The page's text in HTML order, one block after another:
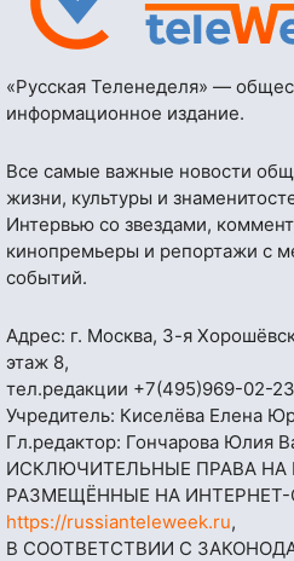
«Русская Теленеделя» —
информационное издание.
Все самые важные новости
жизни, культуры и
Интервью со звездами,
кинопремьеры и репортажи с
событий.
Адрес: г. Москва, 3-я
этаж 8,
тел.редакции +7(495)969-02-23
Учредитель: Киселёва Елена
Гл.редактор: Гончарова Юлия
ИСКЛЮЧИТЕЛЬНЫЕ ПРАВА НА
РАЗМЕЩЁННЫЕ НА ИНТЕРНЕТ-
https://russianteleweek.ru,
В СООТВЕТСТВИИ С